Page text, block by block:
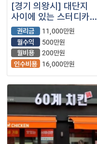
[경기 의왕시] 대단지
사이에 있는 스터디카페
소개드립니다.
권리금
11,000만원
월수익
500만원
월비용
200만원
인수비용
16,000만원